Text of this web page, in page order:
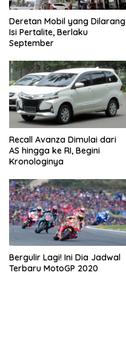
Deretan Mobil yang Dilarang
Isi Pertalite, Berlaku
September
Recall Avanza Dimulai dari
AS hingga ke RI, Begini
Kronologinya
Bergulir Lagi! Ini Dia Jadwal
Terbaru MotoGP 2020